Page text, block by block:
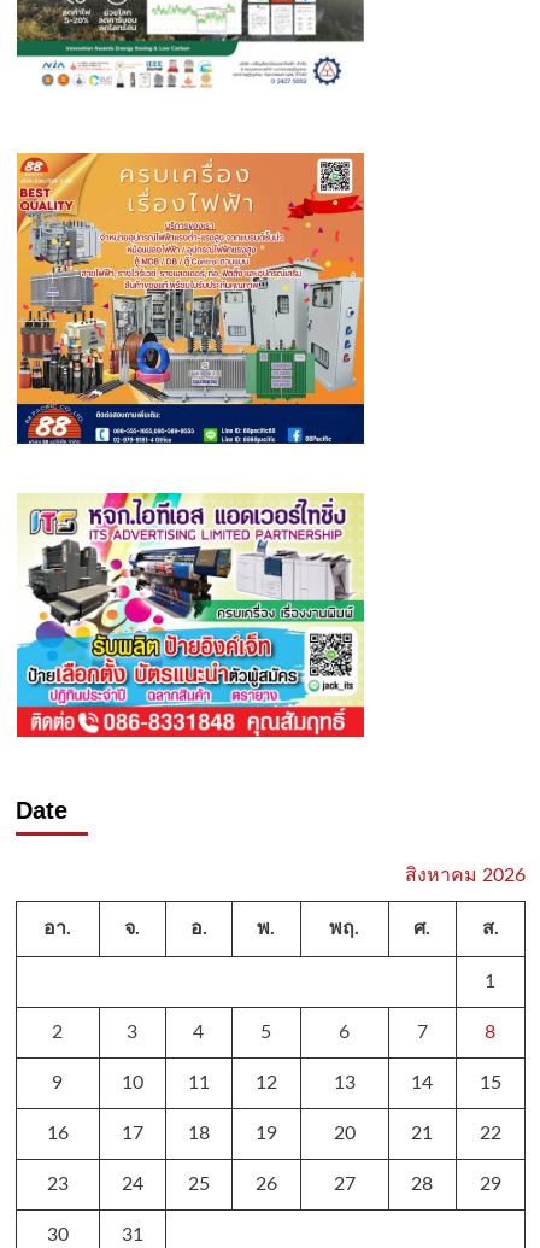
Date
สิงหาคม 2026
อา. จ. อ. พ. พฤ. ศ. ส.
1
2 3 4 5 6 7 8
9 10 11 12 13 14 15
16 17 18 19 20 21 22
23 24 25 26 27 28 29
30 31